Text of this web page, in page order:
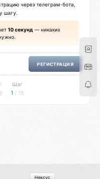
через телеграм-бота,
шагу.
10 секунд — никаких
РЕГИСТРАЦИЯ
Шаг
1 / 15
Нексус